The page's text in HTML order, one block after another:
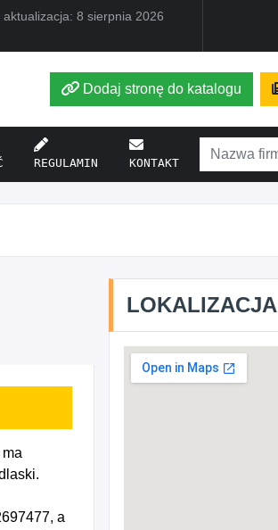
aktualizacja: 8 sierpnia 2026
Dodaj stronę do katalogu
REGULAMIN KONTAKT
a
LOKALIZACJA